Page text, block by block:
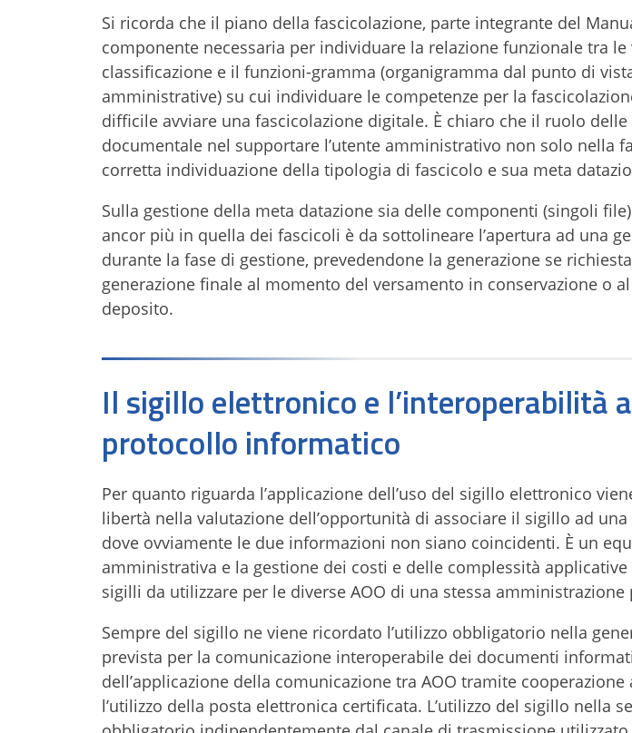
Si ricorda che il piano della fascicolazione, parte integrante del
componente necessaria per individuare la relazione funzionale tra
classificazione e il funzioni-gramma (organigramma dal punto di
amministrative) su cui individuare le competenze per la
difficile avviare una fascicolazione digitale. È chiaro che il ruolo
documentale nel supportare l’utente amministrativo non solo nella
corretta individuazione della tipologia di fascicolo e sua meta
Sulla gestione della meta datazione sia delle componenti (singoli
ancor più in quella dei fascicoli è da sottolineare l’apertura ad una
durante la fase di gestione, prevedendone la generazione se
generazione finale al momento del versamento in conservazione o
deposito.
Il sigillo elettronico e l’interoperabilità
protocollo informatico
Per quanto riguarda l’applicazione dell’uso del sigillo elettronico
libertà nella valutazione dell’opportunità di associare il sigillo ad una
dove ovviamente le due informazioni non siano coincidenti. È un
amministrativa e la gestione dei costi e delle complessità
sigilli da utilizzare per le diverse AOO di una stessa amministrazione
Sempre del sigillo ne viene ricordato l’utilizzo obbligatorio nella
prevista per la comunicazione interoperabile dei documenti
dell’applicazione della comunicazione tra AOO tramite
l’utilizzo della posta elettronica certificata. L’utilizzo del sigillo nella